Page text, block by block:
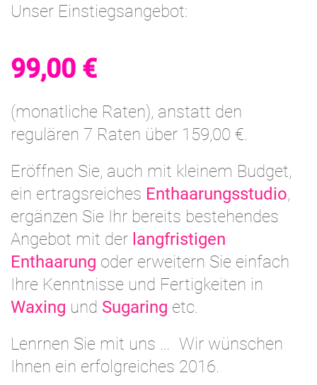
Unser Einstiegsangebot:
99,00 €
(monatliche Raten), anstatt den
regulären 7 Raten über 159,00 €.
Eröffnen Sie, auch mit kleinem Budget,
ein ertragsreiches Enthaarungsstudio,
ergänzen Sie Ihr bereits bestehendes
Angebot mit der langfristigen
Enthaarung oder erweitern Sie einfach
Ihre Kenntnisse und Fertigkeiten in
Waxing und Sugaring etc.
Lenrnen Sie mit uns … Wir wünschen
Ihnen ein erfolgreiches 2016.